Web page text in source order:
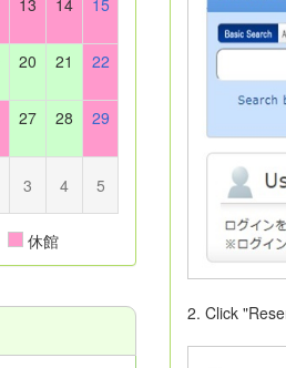
2. Click
20 21 22
27 28 29
3 4 5
休館